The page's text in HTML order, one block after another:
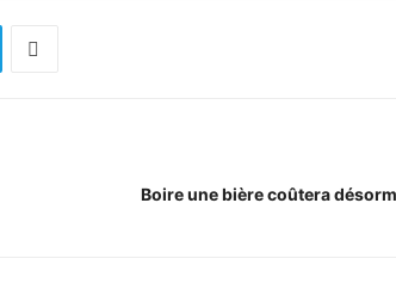
Boire une bière coûtera